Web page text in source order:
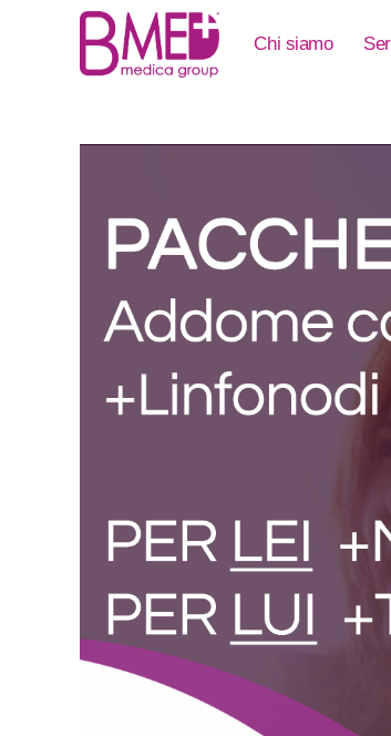
Chi siamo